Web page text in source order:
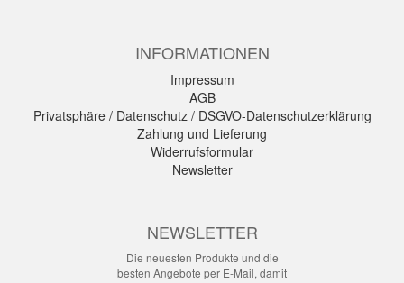
INFORMATIONEN
Impressum
AGB
Privatsphäre / Datenschutz / DSGVO-Datenschutzerklärung
Zahlung und Lieferung
Widerrufsformular
Newsletter
NEWSLETTER
Die neuesten Produkte und die
besten Angebote per E-Mail, damit